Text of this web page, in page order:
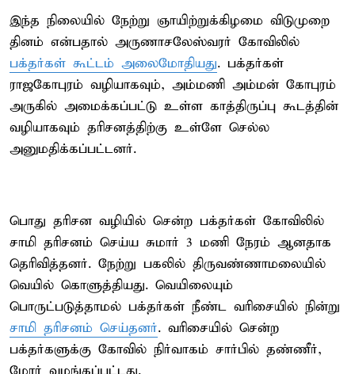
இந்த நிலையில் நேற்று ஞாயிற்றுக்கிழமை விடுமுறை
தினம் என்பதால் அருணாசலேஸ்வரர் கோவிலில்
பக்தர்கள் கூட்டம் அலைமோதியது. பக்தர்கள்
ராஜகோபுரம் வழியாகவும், அம்மணி அம்மன் கோபுரம்
அருகில் அமைக்கப்பட்டு உள்ள காத்திருப்பு கூடத்தின்
வழியாகவும் தரிசனத்திற்கு உள்ளே செல்ல
அனுமதிக்கப்பட்டனர்.
பொது தரிசன வழியில் சென்ற பக்தர்கள் கோவிலில்
சாமி தரிசனம் செய்ய சுமார் 3 மணி நேரம் ஆனதாக
தெரிவித்தனர். நேற்று பகலில் திருவண்ணாமலையில்
வெயில் கொளுத்தியது. வெயிலையும்
பொருட்படுத்தாமல் பக்தர்கள் நீண்ட வரிசையில் நின்று
சாமி தரிசனம் செய்தனர். வரிசையில் சென்ற
பக்தர்களுக்கு கோவில் நிர்வாகம் சார்பில் தண்ணீர்,